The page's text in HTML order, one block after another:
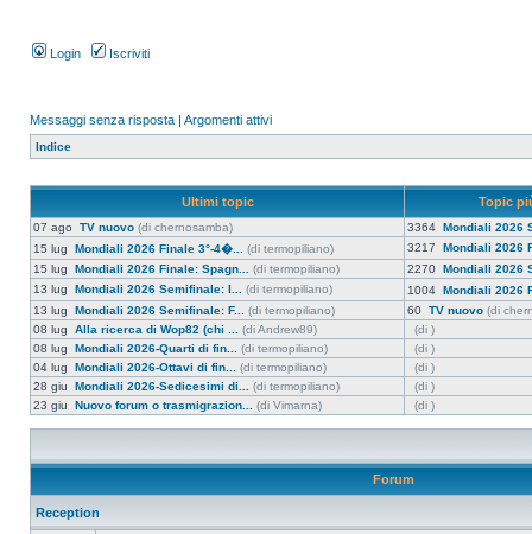
Login Iscriviti
Messaggi senza risposta | Argomenti attivi
Indice
Ultimi topic Topic
07 ago TV nuovo (di chernosamba) 3364 Mondiali 2026
15 lug Mondiali 2026 Finale 3°-4�... (di termopiliano) 3217 Mondiali 2026
15 lug Mondiali 2026 Finale: Spagn... (di termopiliano) 2270 Mondiali 2026
13 lug Mondiali 2026 Semifinale: I... (di termopiliano) 1004 Mondiali 2026
13 lug Mondiali 2026 Semifinale: F... (di termopiliano) 60 TV nuovo (di
08 lug Alla ricerca di Wop82 (chi ... (di Andrew89)
(di )
08 lug Mondiali 2026-Quarti di fin... (di termopiliano)
(di )
04 lug Mondiali 2026-Ottavi di fin... (di termopiliano)
(di )
28 giu Mondiali 2026-Sedicesimi di... (di termopiliano)
(di )
23 giu Nuovo forum o trasmigrazion... (di Vimarna) (di )
Forum
Reception